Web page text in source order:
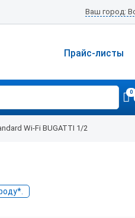
Ваш город:
Прайс-листы
0
Wi-Fi BUGATTI 1/2